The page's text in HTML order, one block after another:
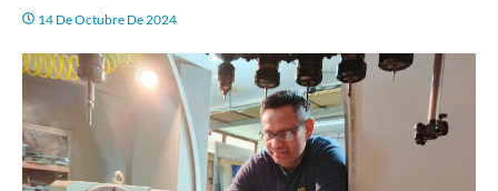
14 De Octubre De 2024